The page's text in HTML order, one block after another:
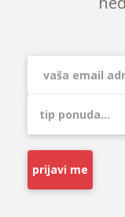
prijavi me